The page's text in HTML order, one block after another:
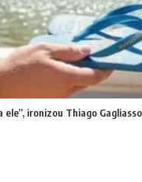
ironizou Thiago